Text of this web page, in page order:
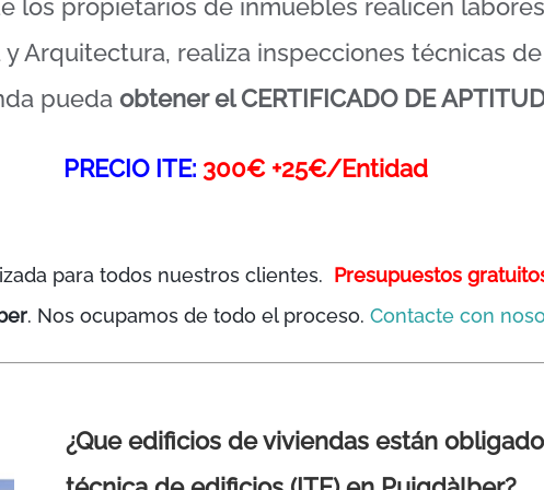
los propietarios de inmuebles realicen
Arquitectura, realiza inspecciones técnicas
pueda obtener el CERTIFICADO DE
PRECIO ITE: 300€ +25€/Entidad
para todos nuestros clientes. Presupuestos
. Nos ocupamos de todo el proceso. Contacte con
¿Que edificios de viviendas están